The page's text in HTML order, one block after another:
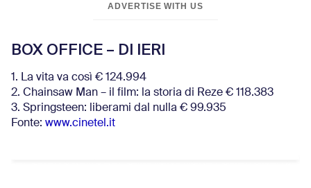
ADVERTISE WITH US
BOX OFFICE – DI IERI
1. La vita va così € 124.994
2. Chainsaw Man – il film: la storia di Reze € 118.383
3. Springsteen: liberami dal nulla € 99.935
Fonte: www.cinetel.it